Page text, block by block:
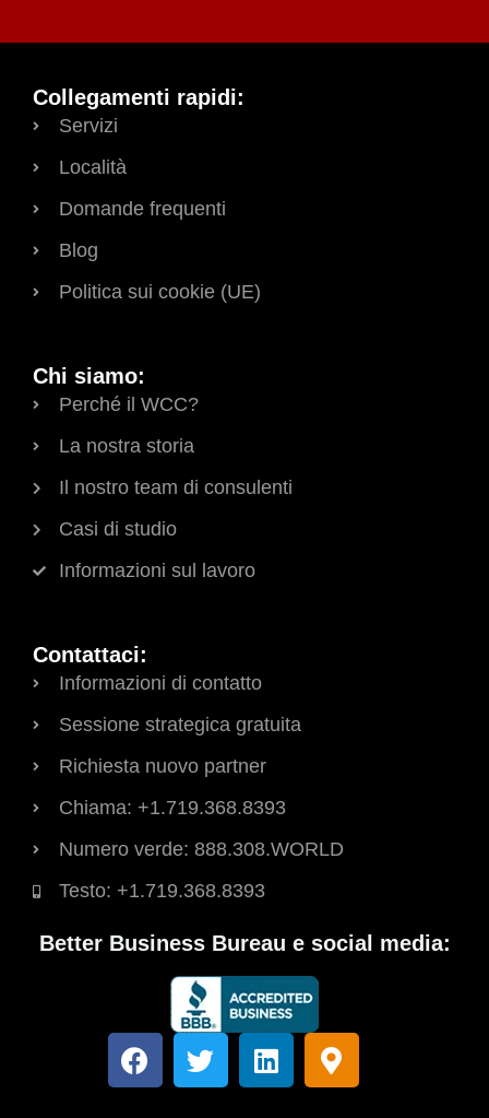
Collegamenti rapidi:
Servizi
Località
Domande frequenti
Blog
Politica sui cookie (UE)
Chi siamo:
Perché il WCC?
La nostra storia
Il nostro team di consulenti
Casi di studio
Informazioni sul lavoro
Contattaci:
Informazioni di contatto
Sessione strategica gratuita
Richiesta nuovo partner
Chiama: +1.719.368.8393
Numero verde: 888.308.WORLD
Testo: +1.719.368.8393
Better Business Bureau e social media:
F
a
T
w
L
i
M
a